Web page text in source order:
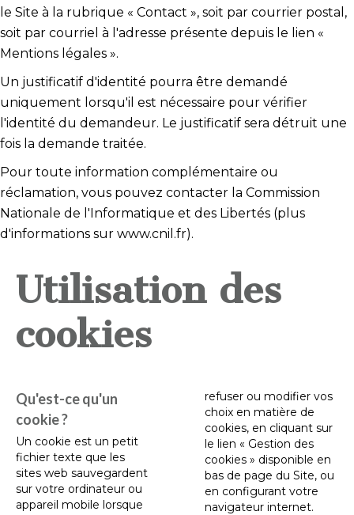
le Site à la rubrique « Contact », soit par courrier postal,
soit par courriel à l'adresse présente depuis le lien «
Mentions légales ».
Un justificatif d'identité pourra être demandé
uniquement lorsqu'il est nécessaire pour vérifier
l'identité du demandeur. Le justificatif sera détruit une
fois la demande traitée.
Pour toute information complémentaire ou
réclamation, vous pouvez contacter la Commission
Nationale de l'Informatique et des Libertés (plus
d'informations sur www.cnil.fr).
Utilisation des
cookies
Qu'est-ce qu'un
cookie ?
Un cookie est un petit
fichier texte que les
sites web sauvegardent
sur votre ordinateur ou
appareil mobile lorsque
refuser ou modifier vos
choix en matière de
cookies, en cliquant sur
le lien « Gestion des
cookies » disponible en
bas de page du Site, ou
en configurant votre
navigateur internet.